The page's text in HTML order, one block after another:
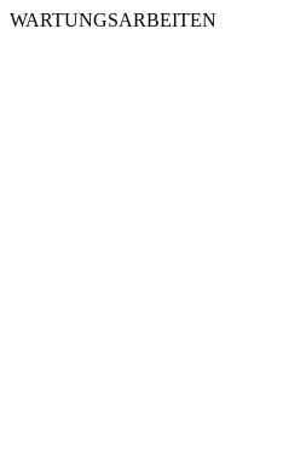
WARTUNGSARBEITEN